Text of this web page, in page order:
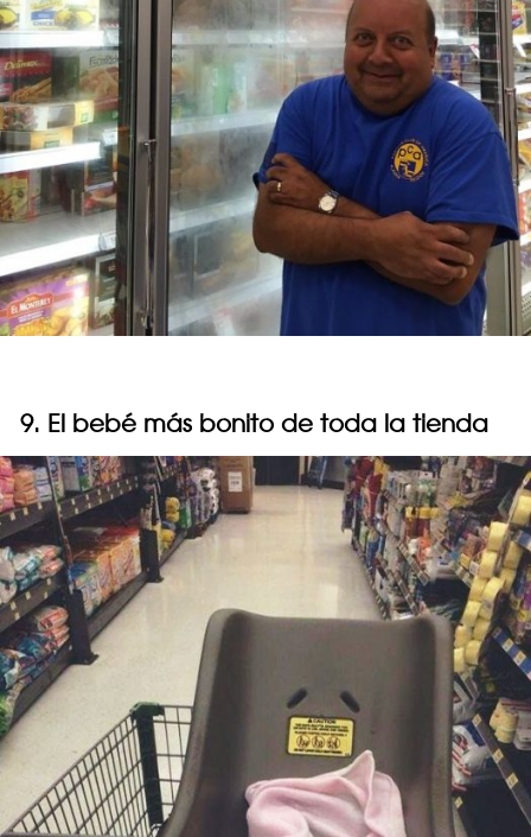
9. El bebé más bonito de toda la tienda